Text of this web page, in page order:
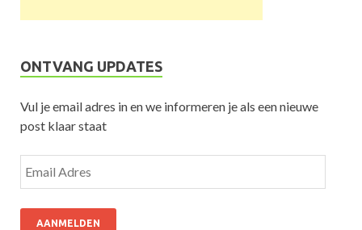
ONTVANG UPDATES
Vul je email adres in en we informeren je als een nieuwe
post klaar staat
AANMELDEN